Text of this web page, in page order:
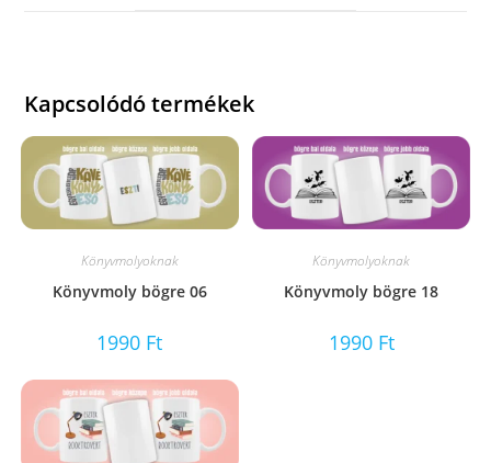
Kapcsolódó termékek
Könyvmolyoknak
Könyvmoly bögre 06
1990 Ft
Könyvmolyoknak
Könyvmoly bögre 18
1990 Ft